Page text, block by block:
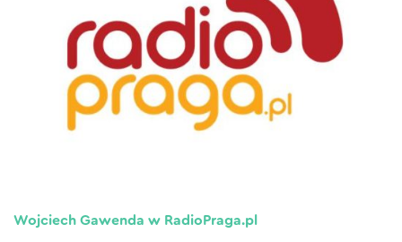
Wojciech Gawenda w RadioPraga.pl